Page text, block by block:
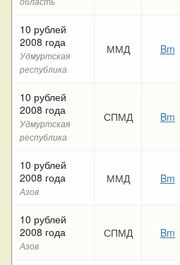
10 рублей
2008 года
Удмуртская
республика
ММД Bm
10 рублей
2008 года
Удмуртская
республика
СПМД Bm
10 рублей
2008 года
Азов
ММД Bm
10 рублей
2008 года
Азов
СПМД Bm